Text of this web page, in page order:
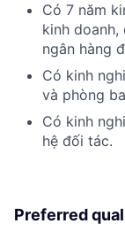
Có 7 năm
kinh
ngân hàng
Có kinh
và phòng
Có kinh
hệ đối tác.
Preferred